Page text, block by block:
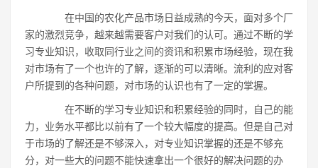
在中国的农化产品市场日益成熟的今天，面对多个厂
家的激烈竞争，越来越需要客户对我们的认可。通过不断的学
习专业知识，收取同行业之间的资讯和积累市场经验，现在我
对市场有了一个也许的了解，逐渐的可以清晰。流利的应对客
户所提到的各种问题，对市场的认识也有了一定的掌握。
在不断的学习专业知识和积累经验的同时，自己的能
力，业务水平都比以前有了一个较大幅度的提高。但是自己对
于市场的了解还是不够深入，对专业知识掌握的还是不够充
分，对一些大的问题不能快速拿出一个很好的解决问题的办